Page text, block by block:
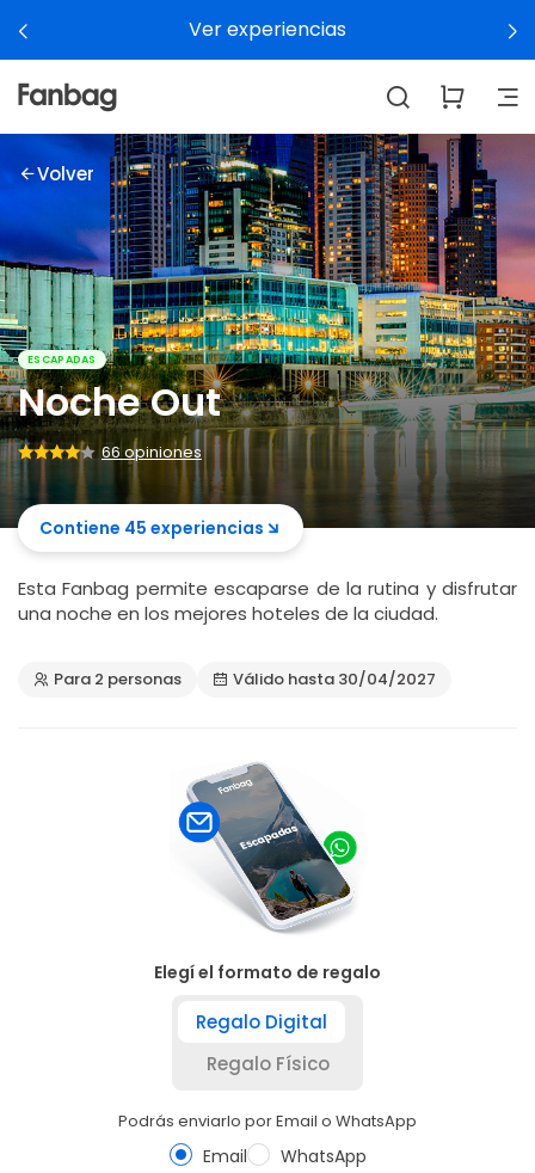
Ver experiencias
Volver
ESCAPADAS
Noche Out
66 opiniones
Contiene 45 experiencias
Esta Fanbag permite escaparse de la rutina y disfrutar
una noche en los mejores hoteles de la ciudad.
Para 2 personas Válido hasta 30/04/2027
Elegí el formato de regalo
Regalo Digital
Regalo Físico
Podrás enviarlo por Email o WhatsApp
Email WhatsApp